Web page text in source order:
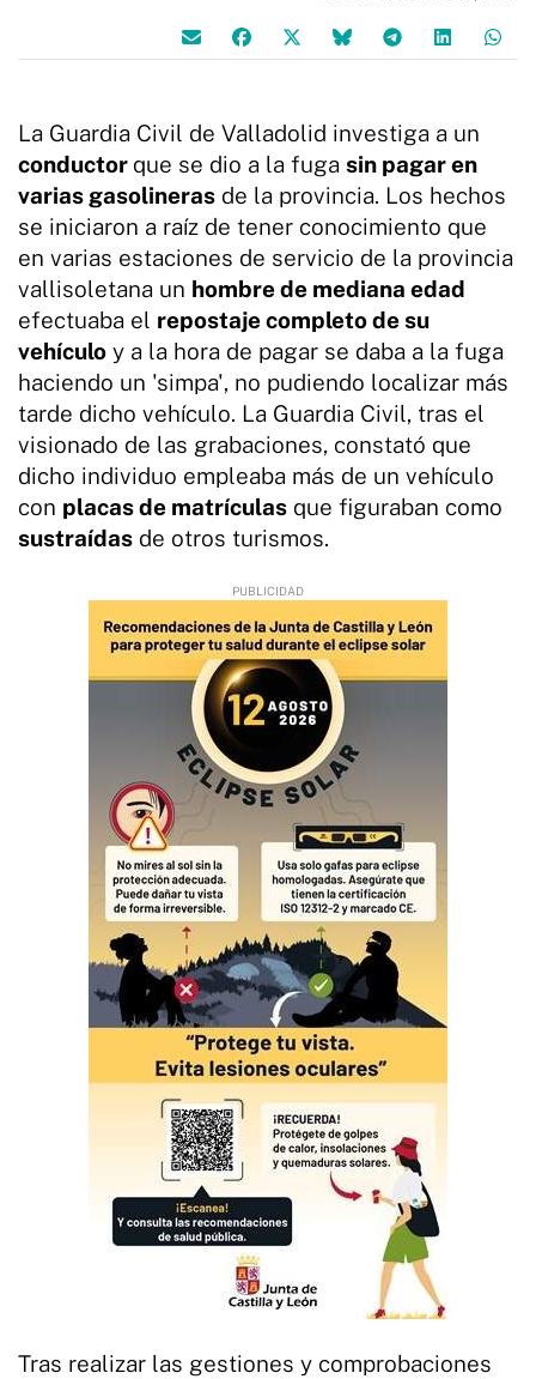
La Guardia Civil de Valladolid investiga a un
conductor que se dio a la fuga sin pagar en
varias gasolineras de la provincia. Los hechos
se iniciaron a raíz de tener conocimiento que
en varias estaciones de servicio de la provincia
vallisoletana un hombre de mediana edad
efectuaba el repostaje completo de su
vehículo y a la hora de pagar se daba a la fuga
haciendo un 'simpa', no pudiendo localizar más
tarde dicho vehículo. La Guardia Civil, tras el
visionado de las grabaciones, constató que
dicho individuo empleaba más de un vehículo
con placas de matrículas que figuraban como
sustraídas de otros turismos.
Tras realizar las gestiones y comprobaciones